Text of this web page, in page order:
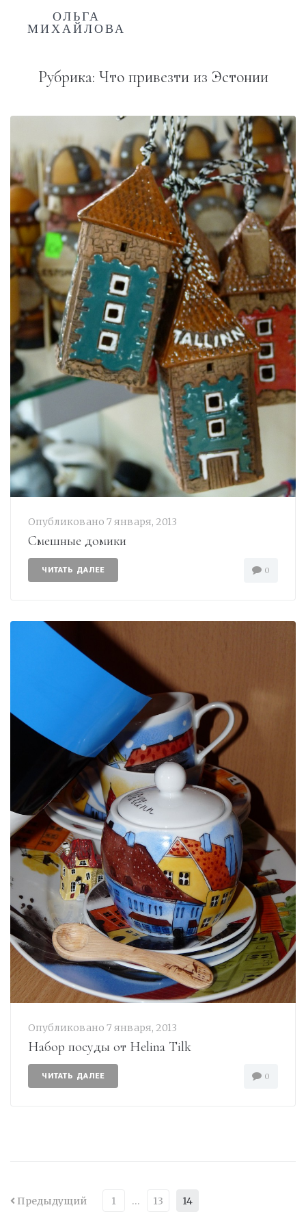
ОЛЬГА
МИХАЙЛОВА
Рубрика: Что привезти из Эстонии
Опубликовано 7 января, 2013
Смешные домики
ЧИТАТЬ ДАЛЕЕ 0
Опубликовано 7 января, 2013
Набор посуды от Helina Tilk
ЧИТАТЬ ДАЛЕЕ 0
Предыдущий 1 … 13 14